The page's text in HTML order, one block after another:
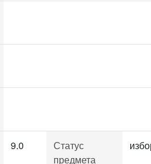
9.0
Статус
предмета